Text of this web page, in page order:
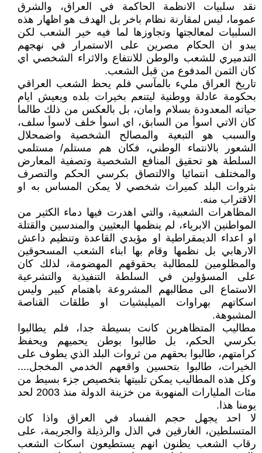
نقد سلبيات الانظمة الحاكمة في العراق، والشرق
عموما، ليس لمقارنة نظام باخر بل الهدف هو اظهار هذه
السلبيات لمعالجتها وتجاوزها لما فيه خير الشعب لكن
يبدو ان الحكام مصرين على الاستمرار في نهجهم
التدميري للشعب والوطن للانتفاع والاثراء الشخصي اي
كان الثمن المدفوع من قبل الشعب.
تاريخ العراق مليء بالمآسي فلم يحظ الشعب العراقي
بحكومة عادلة ووطنية ليتنعم بخيرات بلده ويعيش ايام
حياته المعدودة بسلام وامان، بل بالعكس من ذلك طالما
كان الاتي اسوأ من السابق، اي اسوأ خلف لاسوأ سلف،
والسبب هو التبعية والمصالح الشخصية واضمحلال
الشعور بالانتماء الوطني، فكان هم مستلم/ مستلمي
السلطة هو تحقيق المنافع الشخصية وتصفية المعارض
والمختلف انتمائيا والالتصاق بكرسي الحكم والتصرف
بثروات البلد كميراث شخصي لا يمكن المساس به او
الاقتراب منه.
المظاهرات الشعبية، والتي اهدرت فيها دماء الكثير من
المواطنين الابرياء، لم ينظمها البعثيين والمندسين والقتلة
او اعداء الديمقراطية او مؤيدي القاعدة وتنظيم داعش
الارهابي بل نظمها وقام بها ابناء الشعب المسحوقين
والمظلومين للمطالبة بحقوقهم المهضومة، لذلك كان
على المسؤولين في السلطة التنفيذية والتشرعية
الاستماع الى مطالبهم المشروعة باهتمام كبير وليس
اسكاتهم بهراوات الميليشيات او طلقات القناصة
المشبوهة.
مطاليب المتظاهرين كانت بسيطة جدا، فلم يطالبوا
بكرسي الحكم، بل طالبوا بوطن يحميهم ويحفظ
كرامتهم، طالبوا بحقهم من ثروات البلد الذي يطوف على
الخيرات، طالبوا بتحسين واقعهم الخدمي المخجل....
وكل هذه المطاليب يمكن تلبيتها بتخصيص جزء بسيط من
مئات المليارات المنهوبة من خزينة الدولة منذ 2003 لحد
يومنا هذا.
لا احد يجهل حجم الفساد في العراق واذا كان
المتسلطين، الغارقين في الذل والرذيلة والجريمة، على
رقاب الشعب يظنون انهم يستطيعون اسكات الشعب